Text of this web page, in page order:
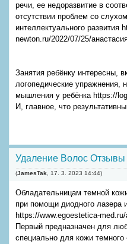
речи, ее недоразвитие в
отсутствии проблем со
интеллектуального развития
newton.ru/2022/07/25/
Занятия ребёнку интересны,
логопедические упражнения,
мышления у ребёнка https://
И, главное, что
Удаление Волос Отзывы
(JamesTak 17. 3. 2023 14:44)
Обладательницам темной
при помощи диодного лазера
https://www.egoestetica-
Первый предназначен для
специально для кожи